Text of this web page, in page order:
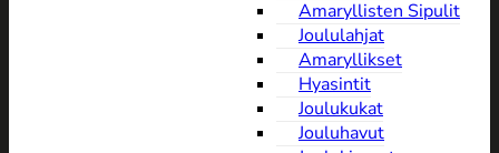
Amaryllisten Sipulit
Joululahjat
Amaryllikset
Hyasintit
Joulukukat
Jouluhavut